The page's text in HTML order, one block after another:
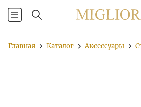
Главная Каталог Аксессуары